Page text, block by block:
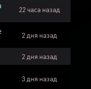
22 часа назад
2 дня назад
2 дня назад
3 дня назад